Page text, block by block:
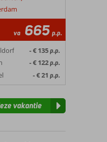
va 665 p.p.
- € 135p.p.
- € 122p.p.
- € 21 p.p.
vakantie